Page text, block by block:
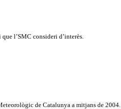
l’SMC consideri d’interès.
de Catalunya a mitjans de 2004.